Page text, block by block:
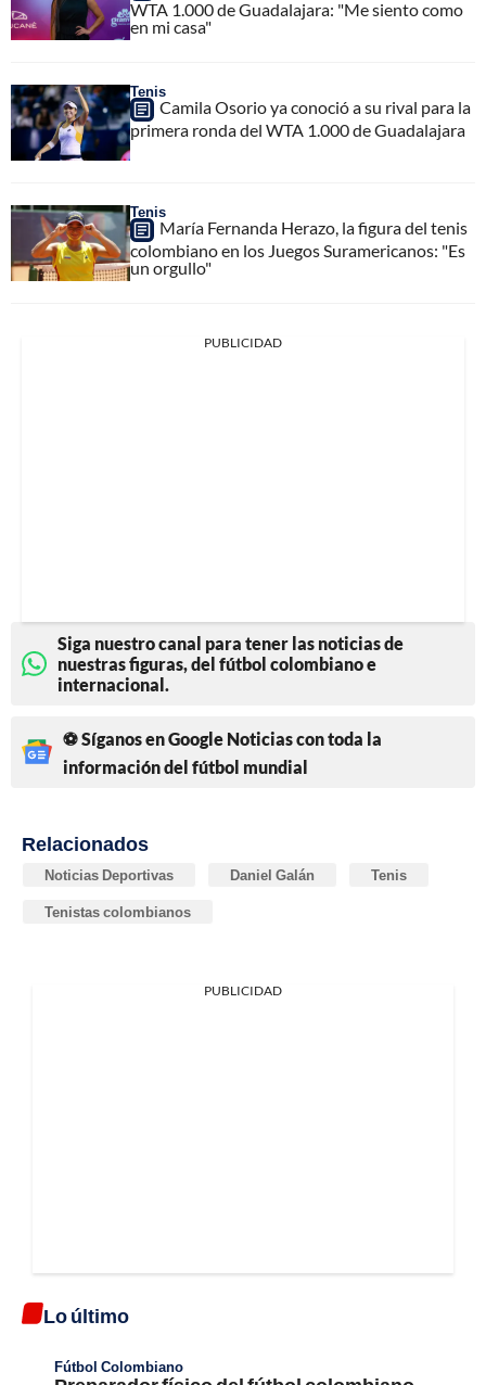
WTA 1.000 de Guadalajara: "Me siento como
en mi casa"
Tenis
Camila Osorio ya conoció a su rival para la
primera ronda del WTA 1.000 de Guadalajara
Tenis
María Fernanda Herazo, la figura del tenis
colombiano en los Juegos Suramericanos: "Es
un orgullo"
PUBLICIDAD
Siga nuestro canal para tener las noticias de
nuestras figuras, del fútbol colombiano e
internacional.
⚽ Síganos en Google Noticias con toda la
información del fútbol mundial
Relacionados
Noticias Deportivas Daniel Galán Tenis
Tenistas colombianos
PUBLICIDAD
Lo último
Fútbol Colombiano